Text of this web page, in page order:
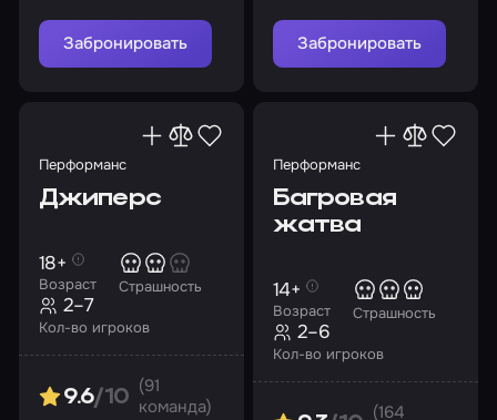
Забронировать
спасение города. Вы
готовы рискнуть?
Забронировать
Перформанс
Джиперс
Возраст
18+
Страшность
Кол-во игроков
2–7
9.6/10
(91
команда)
Перформанс
Багровая
жатва
Возраст
14+
Страшность
Кол-во игроков
2–6
(164